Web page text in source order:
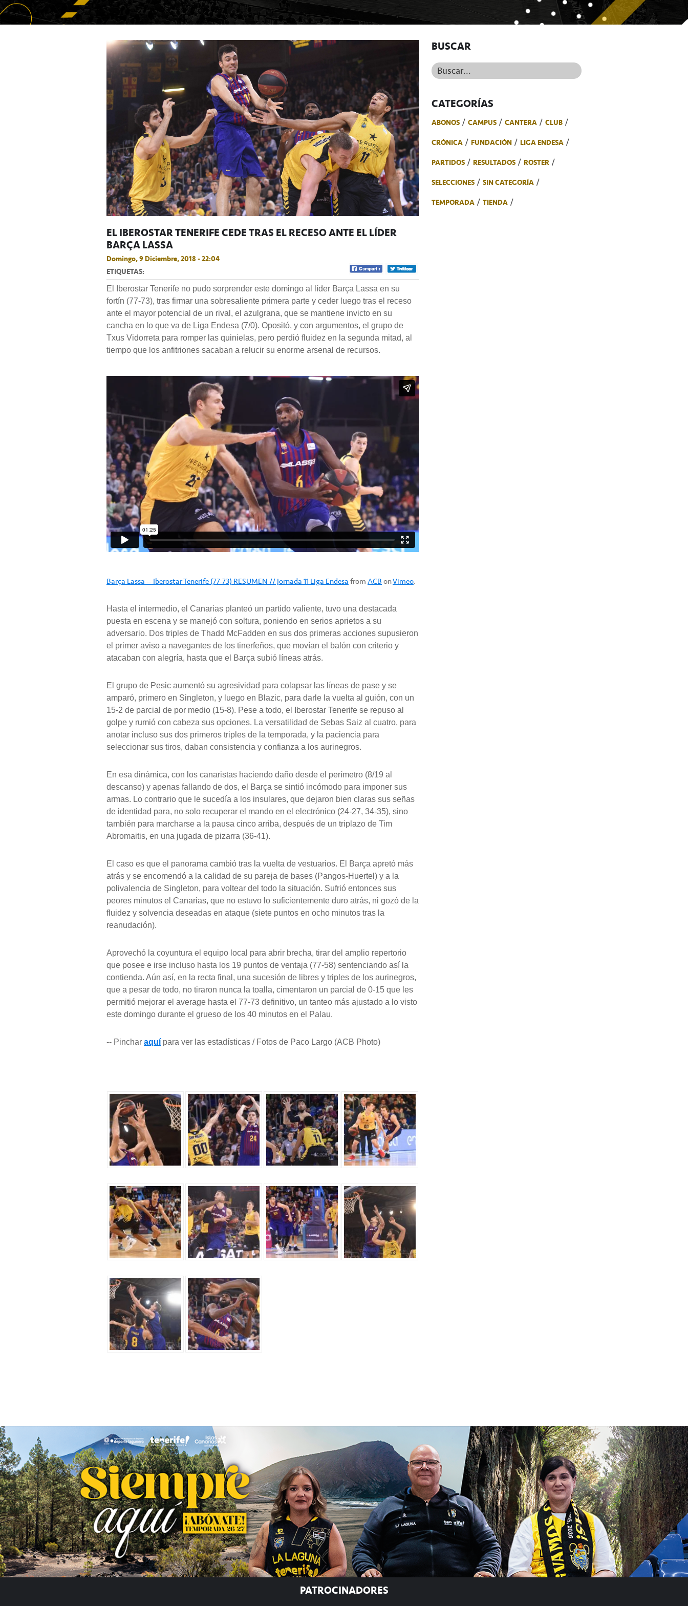
EL IBEROSTAR TENERIFE CEDE TRAS EL RECESO ANTE EL LÍDER
BARÇA LASSA
Domingo, 9 Diciembre, 2018 - 22:04
ETIQUETAS:
El Iberostar Tenerife no pudo sorprender este domingo al líder Barça Lassa en su
fortín (77-73), tras firmar una sobresaliente primera parte y ceder luego tras el receso
ante el mayor potencial de un rival, el azulgrana, que se mantiene invicto en su
cancha en lo que va de Liga Endesa (7/0). Opositó, y con argumentos, el grupo de
Txus Vidorreta para romper las quinielas, pero perdió fluidez en la segunda mitad, al
tiempo que los anfitriones sacaban a relucir su enorme arsenal de recursos.
Barça Lassa -- Iberostar Tenerife (77-73) RESUMEN // Jornada 11 Liga EndesafromACBonVimeo.
Hasta el intermedio, el Canarias planteó un partido valiente, tuvo una destacada
puesta en escena y se manejó con soltura, poniendo en serios aprietos a su
adversario. Dos triples de Thadd McFadden en sus dos primeras acciones supusieron
el primer aviso a navegantes de los tinerfeños, que movían el balón con criterio y
atacaban con alegría, hasta que el Barça subió líneas atrás.
El grupo de Pesic aumentó su agresividad para colapsar las líneas de pase y se
amparó, primero en Singleton, y luego en Blazic, para darle la vuelta al guión, con un
15-2 de parcial de por medio (15-8). Pese a todo, el Iberostar Tenerife se repuso al
golpe y rumió con cabeza sus opciones. La versatilidad de Sebas Saiz al cuatro, para
anotar incluso sus dos primeros triples de la temporada, y la paciencia para
seleccionar sus tiros, daban consistencia y confianza a los aurinegros.
En esa dinámica, con los canaristas haciendo daño desde el perímetro (8/19 al
descanso) y apenas fallando de dos, el Barça se sintió incómodo para imponer sus
armas. Lo contrario que le sucedía a los insulares, que dejaron bien claras sus señas
de identidad para, no solo recuperar el mando en el electrónico (24-27, 34-35), sino
también para marcharse a la pausa cinco arriba, después de un triplazo de Tim
Abromaitis, en una jugada de pizarra (36-41).
El caso es que el panorama cambió tras la vuelta de vestuarios. El Barça apretó más
atrás y se encomendó a la calidad de su pareja de bases (Pangos-Huertel) y a la
polivalencia de Singleton, para voltear del todo la situación. Sufrió entonces sus
peores minutos el Canarias, que no estuvo lo suficientemente duro atrás, ni gozó de la
fluidez y solvencia deseadas en ataque (siete puntos en ocho minutos tras la
reanudación).
Aprovechó la coyuntura el equipo local para abrir brecha, tirar del amplio repertorio
que posee e irse incluso hasta los 19 puntos de ventaja (77-58) sentenciando así la
contienda. Aún así, en la recta final, una sucesión de libres y triples de los aurinegros,
que a pesar de todo, no tiraron nunca la toalla, cimentaron un parcial de 0-15 que les
permitió mejorar el average hasta el 77-73 definitivo, un tanteo más ajustado a lo visto
este domingo durante el grueso de los 40 minutos en el Palau.
-- Pinchar aquí para ver las estadísticas / Fotos de Paco Largo (ACB Photo)
BUSCAR
Buscar...
CATEGORÍAS
ABONOS CAMPUS CANTERA
CLUB
CRÓNICA
FUNDACIÓN
LIGA ENDESA
PARTIDOS
RESULTADOS
ROSTER
SELECCIONES
SIN CATEGORÍA
TEMPORADA
TIENDA
PATROCINADORES